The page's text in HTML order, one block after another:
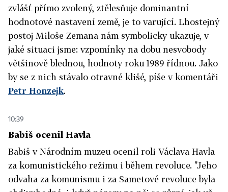
zvlášť přímo zvolený, ztělesňuje dominantní
hodnotové nastavení země, je to varující. Lhostejný
postoj Miloše Zemana nám symbolicky ukazuje, v
jaké situaci jsme: vzpomínky na dobu nesvobody
většinově blednou, hodnoty roku 1989 řídnou. Jako
by se z nich stávalo otravné klišé, píše v komentáři
Petr Honzejk.
10:39
Babiš ocenil Havla
Babiš v Národním muzeu ocenil roli Václava Havla
za komunistického režimu i během revoluce. "Jeho
odvaha za komunismu i za Sametové revoluce byla